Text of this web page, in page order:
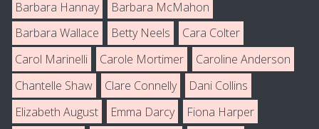
Barbara Hannay
Barbara McMahon
Barbara Wallace
Betty Neels
Cara Colter
Carol Marinelli
Carole Mortimer
Caroline Anderson
Chantelle Shaw
Clare Connelly
Dani Collins
Elizabeth August
Emma Darcy
Fiona Harper